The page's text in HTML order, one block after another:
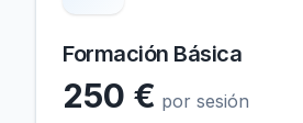
Formación Básica
250 € por sesión